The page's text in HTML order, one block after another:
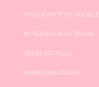
POSICIÓNATE EN GOOGLE
INTELIGENCIA ARTIFICIAL
REDES SOCIALES
MARKETING DIGITAL